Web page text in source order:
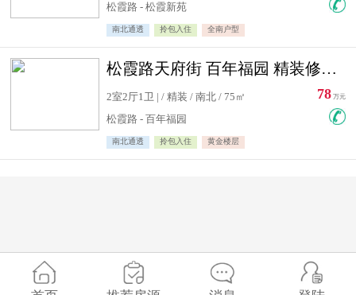
松霞路 - 松霞新苑
南北通透 拎包入住 全南户型
松霞路天府街 百年福园 精装修住宅急售
2室2厅1卫 | / 精装 / 南北 / 75㎡
松霞路 - 百年福园
南北通透 拎包入住 黄金楼层
78 万元